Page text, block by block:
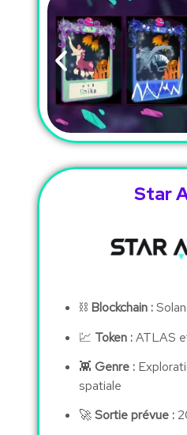
Star
⛓ Blockchain :
💹 Token :ATLAS
👾 Genre :
spatiale
🚀Sortie prévue :